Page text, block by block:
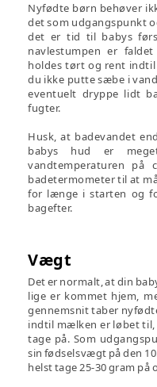
Nyfødte børn behøver
det som udgangspunkt
det er tid til babys
navlestumpen er
holdes tørt og rent
du ikke putte sæbe i
eventuelt dryppe lidt
fugter.
Husk, at badevandet
babys hud er
vandtemperaturen på
badetermometer til at
for længe i starten og
bagefter.
Vægt
Det er normalt, at din
lige er kommet hjem,
gennemsnit taber
indtil mælken er løbet til,
tage på. Som
sin fødselsvægt på den
helst tage 25-30 gram på